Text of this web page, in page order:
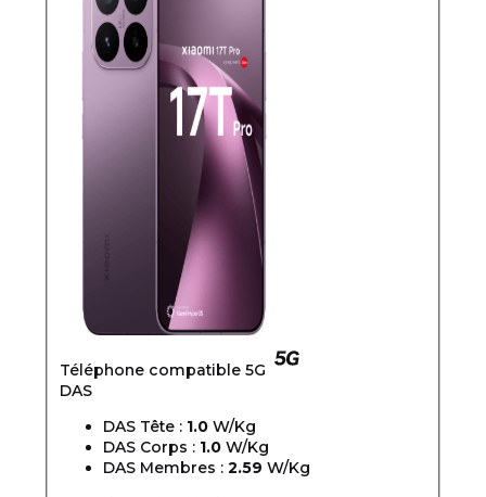
Téléphone compatible 5G
DAS
DAS Tête : 1.0W/Kg
DAS Corps : 1.0W/Kg
DAS Membres : 2.59 W/Kg